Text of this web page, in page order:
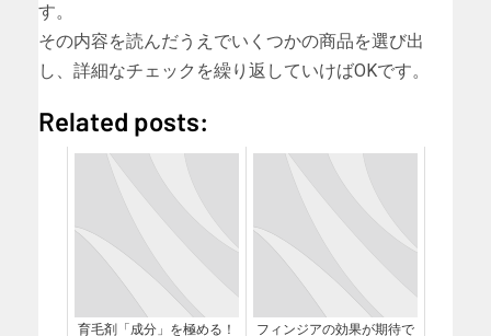
す。
その内容を読んだうえでいくつかの商品を選び出
し、詳細なチェックを繰り返していけばOKです。
Related posts:
育毛剤「成分」を極める！
フィンジアの効果が期待で